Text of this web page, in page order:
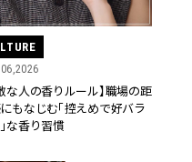
な人の香りルール】職場の距
もなじむ「控えめで好バラ
な香り習慣